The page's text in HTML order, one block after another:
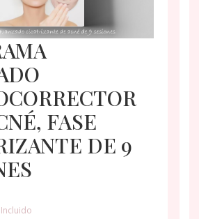
FASE
DE 9